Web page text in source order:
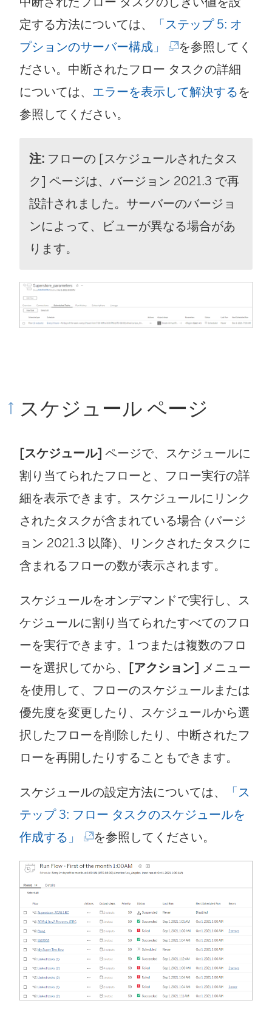
定する方法については、
「ステップ 5: オ
プションのサーバー構成」
(
新
し
ィ
ン
ド
ウ
ク
を参照してく
ださい。 中断されたフロー タスクの詳細
については、 エラーを表示して解決するを
参照してください。
注: フローの [スケジュールされたタス
ク] ページは、バージョン 2021.3 で再
設計されました。サーバーのバージョ
ンによって、ビューが異なる場合があ
ります。
スケジュール ページ
[スケジュール] ページで、スケジュールに
割り当てられたフローと、フロー実行の詳
細を表示できます。スケジュールにリンク
されたタスクが含まれている場合 (バージ
ョン 2021.3 以降)、リンクされたタスクに
含まれるフローの数が表示されます。
スケジュールをオンデマンドで実行し、ス
ケジュールに割り当てられたすべてのフロ
ーを実行できます。1 つまたは複数のフロ
ーを選択してから、 [アクション] メニュー
を使用して、フローのスケジュールまたは
優先度を変更したり、スケジュールから選
択したフローを削除したり、中断されたフ
ローを再開したりすることもできます。
スケジュールの設定方法については、
「ス
テップ 3: フロー タスクのスケジュールを
作成する」
(
新
い
ウ
ィ
ン
ド
を参照してください。